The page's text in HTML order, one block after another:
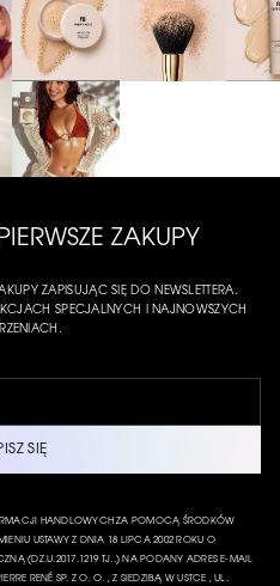
ZAKUPY
ZAPISUJĄC SIĘ DO NEWSLETTERA.
SPECJALNYCH I NAJNOWSZYCH
SIĘ
HANDLOWYCH ZA POMOCĄ ŚRODKÓW
USTAWY Z DNIA 18 LIPCA 2002 ROKU O
(DZ.U.2017.1219 TJ..) NA PODANY ADRES E-MAIL
RENÉ SP. Z O. O. , Z SIEDZIBĄ W USTCE , UL.